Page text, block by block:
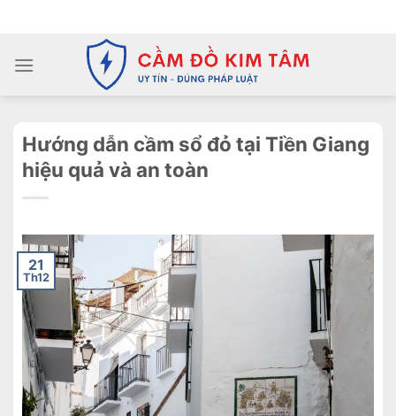
dung
Hướng dẫn cầm sổ đỏ tại Tiền Giang
hiệu quả và an toàn
21
Th12